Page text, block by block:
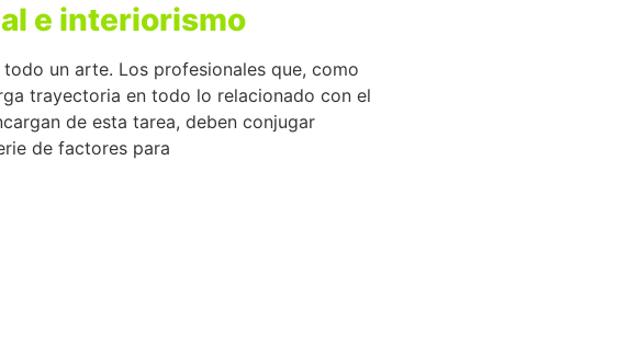
e interiorismo
un arte. Los profesionales que, como
trayectoria en todo lo relacionado con el
de esta tarea, deben conjugar
de factores para